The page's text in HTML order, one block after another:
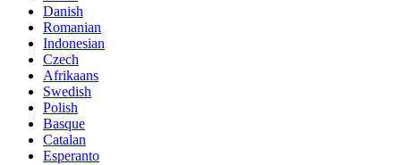
Danish
Romanian
Indonesian
Czech
Afrikaans
Swedish
Polish
Basque
Catalan
Esperanto